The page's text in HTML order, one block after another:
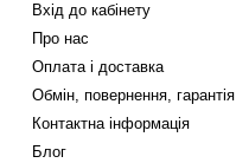
Вхід до кабінету
Про нас
Оплата і доставка
Обмін, повернення, гарантія
Контактна інформація
Блог